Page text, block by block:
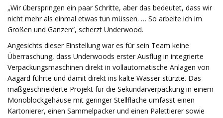
„Wir überspringen ein paar Schritte, aber das bedeutet, dass wir
nicht mehr als einmal etwas tun müssen. … So arbeite ich im
Großen und Ganzen“, scherzt Underwood.
Angesichts dieser Einstellung war es für sein Team keine
Überraschung, dass Underwoods erster Ausflug in integrierte
Verpackungsmaschinen direkt in vollautomatische Anlagen von
Aagard führte und damit direkt ins kalte Wasser stürzte. Das
maßgeschneiderte Projekt für die Sekundärverpackung in einem
Monoblockgehäuse mit geringer Stellfläche umfasst einen
Kartonierer, einen Sammelpacker und einen Palettierer sowie